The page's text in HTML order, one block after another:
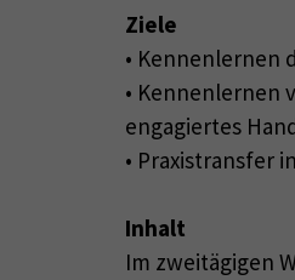
Ziele
• Kennenlernen
• Kennenlernen
engagiertes
• Praxistransfer
Inhalt
Im zweitägigen